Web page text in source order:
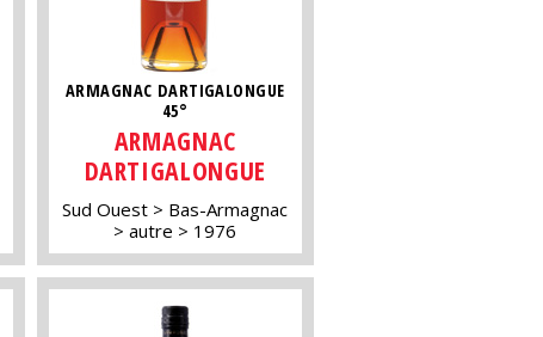
ARMAGNAC DARTIGALONGUE
45°
ARMAGNAC
DARTIGALONGUE
Sud Ouest
Bas-Armagnac
autre
1976